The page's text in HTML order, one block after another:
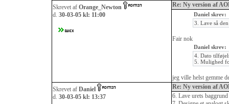
Skrevet af Orange_Newton
d. 30-03-05 kl: 11:00
Re: Ny version af
Daniel skrev:
3. Lave så
Fair nok
Daniel skrev:
4. Dato
5. Mulighed
jeg ville helst gemme
Skrevet af Daniel
d. 30-03-05 kl: 13:37
Re: Ny version af
6. Lave urets